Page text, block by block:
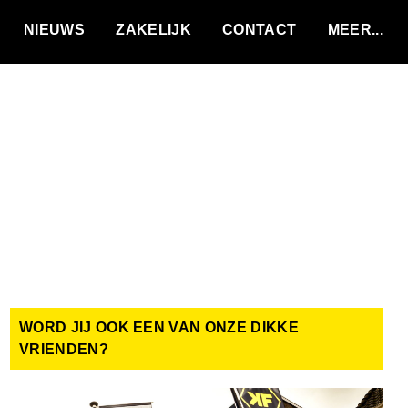
NIEUWS ZAKELIJK CONTACT
WORD JIJ OOK EEN VAN ONZE DIKKE
VRIENDEN?